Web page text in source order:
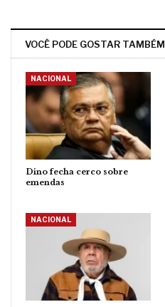
VOCÊ PODE GOSTAR TAMBÉM
NACIONAL
Dino fecha cerco sobre
emendas
NACIONAL